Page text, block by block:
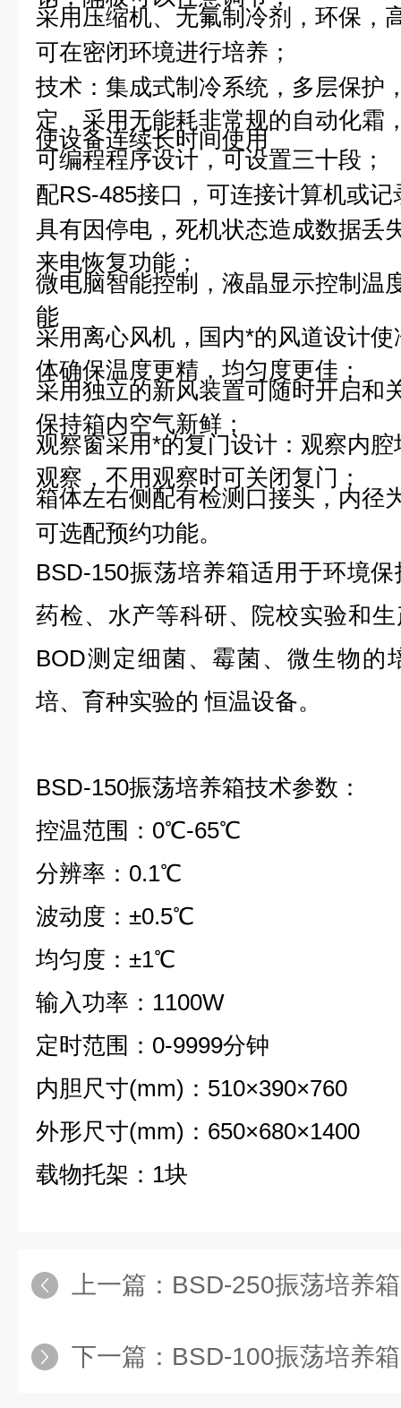
采用压缩机、无氟制冷剂，环保，
可在密闭环境进行培养；
技术：集成式制冷系统，多层保护
定，采用无能耗非常规的自动化霜
使设备连续长时间使用
可编程程序设计，可设置三十段；
配RS-485接口，可连接计算机或记
具有因停电，死机状态造成数据丢
来电恢复功能；
微电脑智能控制，液晶显示控制温
能
采用离心风机，国内*的风道设计
体确保温度更精，均匀度更佳；
采用独立的新风装置可随时开启和
保持箱内空气新鲜；
观察窗采用*的复门设计：观察内
观察，不用观察时可关闭复门；
箱体左右侧配有检测口接头，内径
可选配预约功能。
BSD-150振荡培养箱适用于环境
药检、水产等科研、院校实验和
BOD测定细菌、霉菌、微生物的
培、育种实验的 恒温设备。
BSD-150振荡培养箱技术参数：
控温范围：0℃-65℃
分辨率：0.1℃
波动度：±0.5℃
均匀度：±1℃
输入功率：1100W
定时范围：0-9999分钟
内胆尺寸(mm)：510×390×760
外形尺寸(mm)：650×680×1400
载物托架：1块
上一篇： BSD-250振荡培养
下一篇： BSD-100振荡培养